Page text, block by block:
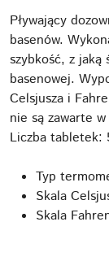
Pływający
basenów.
szybkość, z
basenowej.
Celsjusza i
nie są zawarte
Liczba tabletek:
Typ
Skala
Skala